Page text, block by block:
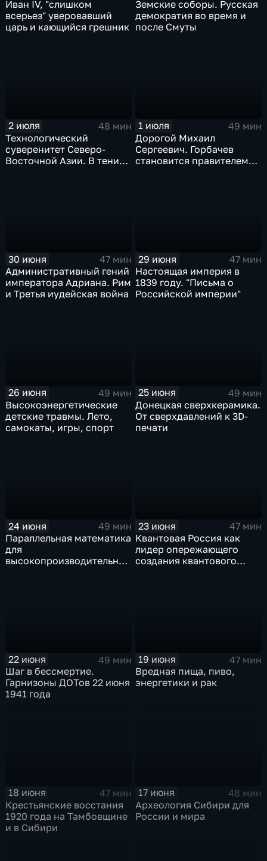
Иван IV, "слишком
всерьез" уверовавший
царь и кающийся грешник
Земские соборы. Русская
демократия во время и
после Смуты
2 июля
48 мин
Технологический
суверенитет Северо-
Восточной Азии. В тени
1 июля
49 мин
Дорогой Михаил
Сергеевич. Горбачев
становится правителем
30 июня
47 мин
Административный гений
императора Адриана. Рим
и Третья иудейская война
29 июня
47 мин
Настоящая империя в
1839 году. "Письма о
Российской империи"
26 июня
49 мин
Высокоэнергетические
детские травмы. Лето,
самокаты, игры, спорт
25 июня
49 мин
Донецкая сверхкерамика.
От сверхдавлений к 3D-
печати
24 июня
49 мин
Параллельная математика
для
высокопроизводительных
23 июня
47 мин
Квантовая Россия как
лидер опережающего
создания квантового
22 июня
49 мин
Шаг в бессмертие.
Гарнизоны ДОТов 22 июня
1941 года
19 июня
47 мин
Вредная пища, пиво,
энергетики и рак
18 июня
47 мин
Крестьянские восстания
1920 года на Тамбовщине
и в Сибири
17 июня
48 мин
Археология Сибири для
России и мира